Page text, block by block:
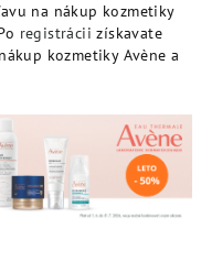
na nákup kozmetiky
registráciizískavate
kozmetiky Avène a